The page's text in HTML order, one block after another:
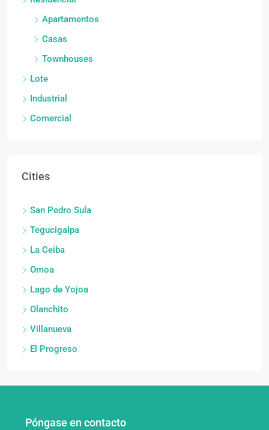
Apartamentos
Casas
Townhouses
Lote
Industrial
Comercial
Cities
San Pedro Sula
Tegucigalpa
La Ceiba
Omoa
Lago de Yojoa
Olanchito
Villanueva
El Progreso
Póngase en contacto